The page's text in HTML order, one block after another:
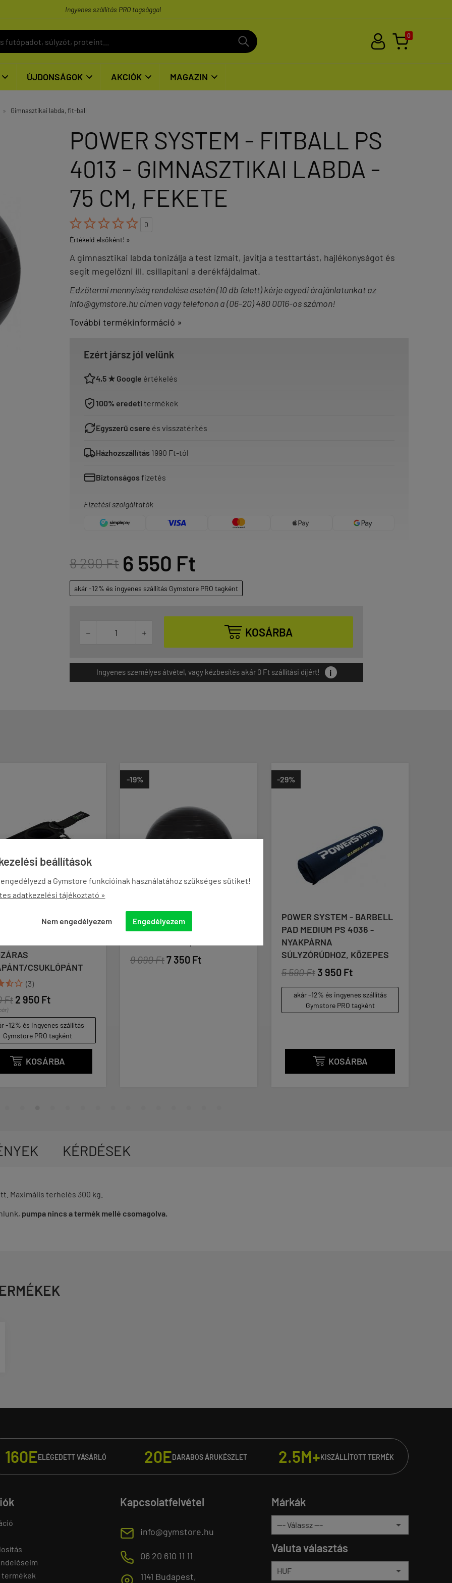
beállítások
a Gymstore funkcióinak használatához szükséges sütiket!
adatkezelési tájékoztató »
Nem engedélyezem Engedélyezem
Ingyenes szállítás PRO tagsággal
0
 ÚJDONSÁGOK  AKCIÓK  MAGAZIN 
» Gimnasztikai labda, fit-ball
POWER SYSTEM - FITBALL PS
4013 - GIMNASZTIKAI LABDA -
75 CM, FEKETE

0
Értékeld elsőként! »
A gimnasztikai labda tonizálja a test izmait, javítja a testtartást, hajlékonyságot és
segít megelőzni ill. csillapítani a derékfájdalmat.
Edzőtermi mennyiség rendelése esetén (10 db felett) kérje egyedi árajánlatunkat az
info@gymstore.hu címen vagy telefonon a (06-20) 480 0016-os számon!
További termékinformáció »
Ezért jársz jól velünk
4,5 ★ Google értékelés
100% eredeti termékek
Egyszerű csere és visszatérítés
Házhozszállítás 1990 Ft-tól
Biztonságosfizetés
Fizetési szolgáltatók
8 290 Ft 6 550 Ft
akár -12% és ingyenes szállítás Gymstore PRO tagként
   KOSÁRBA
Ingyenes személyes átvétel, vagy kézbesítés akár 0 Ft szállítási díjért! i
POWER SYSTEM - FITBALL
PS 4018 - GIMNASZTIKAI
POWER SYSTEM - BARBELL
PAD MEDIUM PS 4036 -
SÚLYZÓRÚDHOZ, KÖZEPES
akár -12% és ingyenes szállítás
POWER SYSTEM -
PS 4013 - GIMNASZTIKAI
8 290 Ft
Gymstore PRO tagként
KÉRDÉSEK
Maximális terhelés 300 kg.
pumpa nincs a termék mellé csomagolva.
160EELÉGEDETT VÁSÁRLÓ 20EDARABOS ÁRUKÉSZLET 2.5M+KISZÁLLÍTOTT TERMÉK
termékek
Kapcsolatfelvétel
E info@gymstore.hu
M 06 20 610 11 11
1141 Budapest,
Márkák
Valuta választás